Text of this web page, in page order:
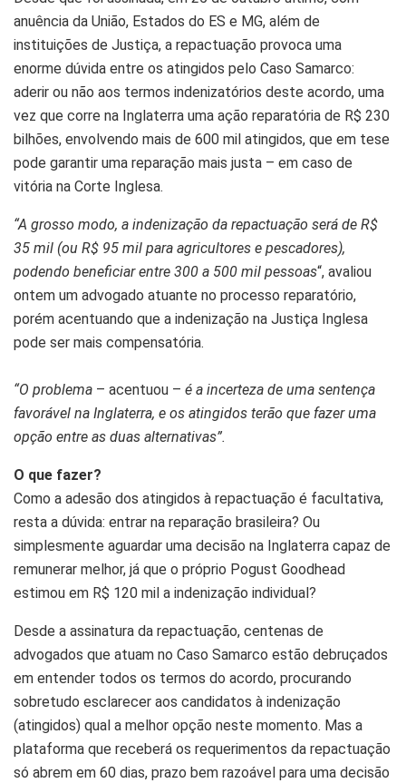
anuência da União, Estados do ES e MG, além de
instituições de Justiça, a repactuação provoca uma
enorme dúvida entre os atingidos pelo Caso Samarco:
aderir ou não aos termos indenizatórios deste acordo, uma
vez que corre na Inglaterra uma ação reparatória de R$ 230
bilhões, envolvendo mais de 600 mil atingidos, que em tese
pode garantir uma reparação mais justa – em caso de
vitória na Corte Inglesa.
“A grosso modo, a indenização da repactuação será de R$
35 mil (ou R$ 95 mil para agricultores e pescadores),
podendo beneficiar entre 300 a 500 mil pessoas“, avaliou
ontem um advogado atuante no processo reparatório,
porém acentuando que a indenização na Justiça Inglesa
pode ser mais compensatória.
“O problema – acentuou – é a incerteza de uma sentença
favorável na Inglaterra, e os atingidos terão que fazer uma
opção entre as duas alternativas”.
O que fazer?
Como a adesão dos atingidos à repactuação é facultativa,
resta a dúvida: entrar na reparação brasileira? Ou
simplesmente aguardar uma decisão na Inglaterra capaz de
remunerar melhor, já que o próprio Pogust Goodhead
estimou em R$ 120 mil a indenização individual?
Desde a assinatura da repactuação, centenas de
advogados que atuam no Caso Samarco estão debruçados
em entender todos os termos do acordo, procurando
sobretudo esclarecer aos candidatos à indenização
(atingidos) qual a melhor opção neste momento. Mas a
plataforma que receberá os requerimentos da repactuação
só abrem em 60 dias, prazo bem razoável para uma decisão